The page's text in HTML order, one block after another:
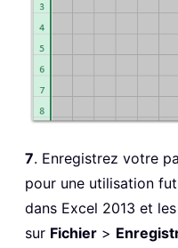
7. Enregistrez votre
pour une utilisation
dans Excel 2013 et
sur Fichier >